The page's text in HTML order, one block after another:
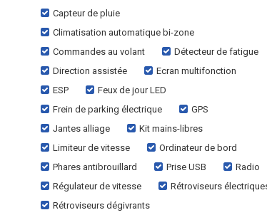
Capteur de pluie
Climatisation automatique bi-zone
Commandes au volant
Détecteur de fatigue
Direction assistée
Ecran multifonction
ESP
Feux de jour LED
Frein de parking électrique
GPS
Jantes alliage
Kit mains-libres
Limiteur de vitesse
Ordinateur de bord
Phares antibrouillard
Prise USB
Radio
Régulateur de vitesse
Rétroviseurs
Rétroviseurs dégivrants